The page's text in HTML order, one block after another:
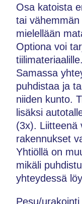
Osa katoista
tai
mielellään
Optiona voi
tiilimateriaalille.
Samassa
puhdistaa ja
niiden kunto.
lisäksi
(3x). Liitteenä
rakennukset
Yhtiöllä on
mikäli
yhteydessä
Pesu/